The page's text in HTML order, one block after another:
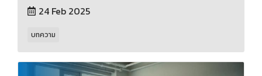
24 Feb 2025
บทความ